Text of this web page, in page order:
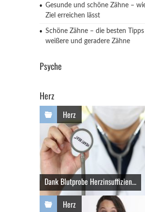
Gesunde und schöne Zähne –
Ziel erreichen lässt
Schöne Zähne – die besten
weißere und geradere Zähne
Psyche
Herz
Herz
Dank Blutprobe Herzinsuffizien...
Herz